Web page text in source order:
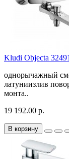
Kludi Objecta
однорычажный
латуниизлив
монта..
19 192.00 р.
В корзину